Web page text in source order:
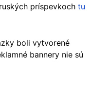
príspevkoch tu
boli vytvorené
bannery nie sú